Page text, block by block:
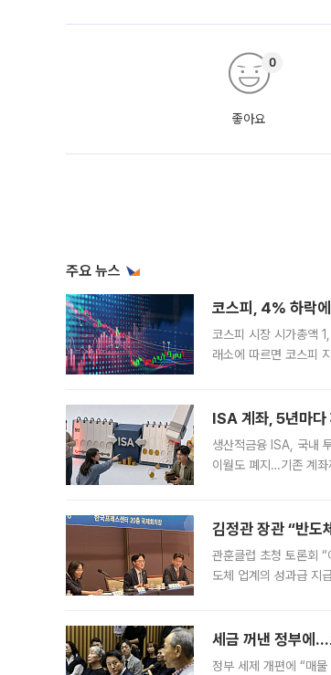
좋아요
0
주요 뉴스
코스피, 4% 하락
코스피 시장 시가총액
래소에 따르면 코스피
ISA 계좌, 5년마
생산적금융 ISA, 국내
이월도 폐지…기존 계
김정관 장관 “반도
관훈클럽 초청 토론회
도체 업계의 성과급 지
세금 꺼낸 정부에
정부 세제 개편에 “매물